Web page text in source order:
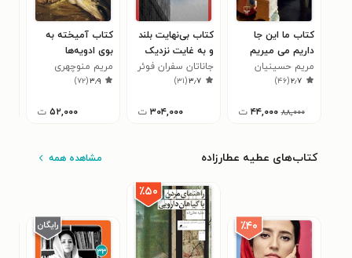
کتاب ما این جا
داریم می میریم
مریم حسینیان
۲٫۷(۴۶)
۸۸,۰۰۰ ۴۴,۰۰۰ ت
کتاب بی‌نهایت بلند
و به غایت نزدیک
جاناتان سفران فوئر
۳٫۷(۳۱)
۳۰۴,۰۰۰ ت
کتاب آمیخته به
بوی ادویه‌ها
مریم منوچهری
۳٫۹(۷۲)
۵۲,۰۰۰ ت
کتاب‌های عطیه عطارزاده مشاهده همه
٪۴۰
٪۵۰